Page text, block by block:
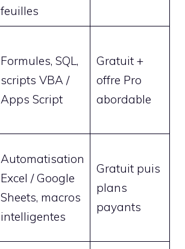
feuilles
Formules, SQL,
scripts VBA /
Apps Script
Gratuit +
offre Pro
abordable
Automatisation
Excel / Google
Sheets, macros
intelligentes
Gratuit puis
plans
payants